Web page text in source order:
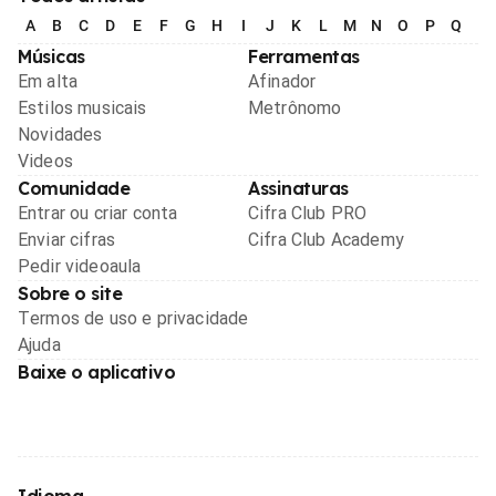
A B C D E F G H I J K L M N O P Q
Músicas
Em alta
Estilos musicais
Novidades
Videos
Ferramentas
Afinador
Metrônomo
Comunidade
Entrar ou criar conta
Enviar cifras
Pedir videoaula
Assinaturas
Cifra Club PRO
Cifra Club Academy
Sobre o site
Termos de uso e privacidade
Ajuda
Baixe o aplicativo